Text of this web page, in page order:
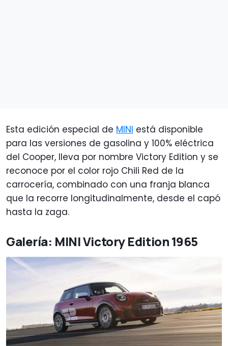
Esta edición especial de MINI está disponible
para las versiones de gasolina y 100% eléctrica
del Cooper, lleva por nombre Victory Edition y se
reconoce por el color rojo Chili Red de la
carrocería, combinado con una franja blanca
que la recorre longitudinalmente, desde el capó
hasta la zaga.
Galería: MINI Victory Edition 1965